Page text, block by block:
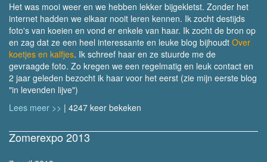
Het was mooi weer en we hebben lekker bijgekletst. Zonder het
internet hadden we elkaar nooit leren kennen. Ik zocht destijds
foto's van koeien en vond er enkele van haar. Ik zocht de bron op
en zag dat ze een heel interessante en leuke blog bijhoudt Over
koetjes en kalfjes. Ik schreef haar en ze stuurde me de
gevraagde foto. Zo kregen we een regelmatig en leuk contact en
2 jaar geleden bezocht ik haar voor het eerst (zie mijn eerste blog
"in levenden lijve")
Lees meer >> | 4247 keer bekeken
Zomerexpo 2013